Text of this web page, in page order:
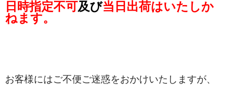
日時指定不可及び当日出荷はいたしか
ねます。
お客様にはご不便ご迷惑をおかけいたしますが、